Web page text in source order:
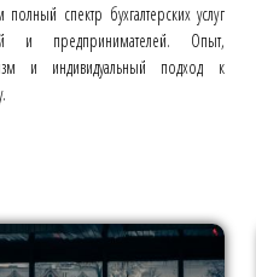
спектр бухгалтерских услуг
и предпринимателей. Опыт,
и индивидуальный подход к